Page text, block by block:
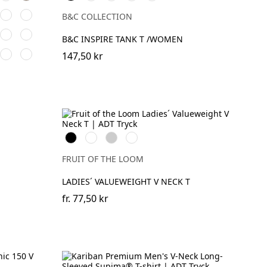
Blue
FuchsiaYellow
Classic
Olive
Brick
Red
Retro
Heather
Vintage
Heather
Blue
Grey
Red
B&C COLLECTION
B&C INSPIRE TANK T /WOMEN
147,50 kr
BlackWhiteHeather
Grey
Deep
Navy
FRUIT OF THE LOOM
LADIES´ VALUEWEIGHT V NECK T
fr. 77,50 kr